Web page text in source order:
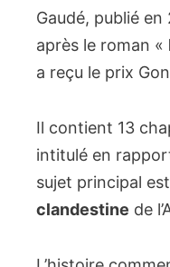
Gaudé, publié
après le roman «
a reçu le prix
Il contient 13
intitulé en
sujet principal est
clandestine de